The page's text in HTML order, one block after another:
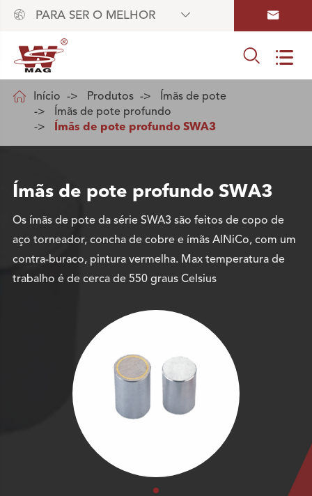
 PARA SER O MELHOR  
 
 Início Produtos
Ímãs de pote
Ímãs de pote profundo
Ímãs de pote profundo SWA3
Ímãs de pote profundo SWA3
Os ímãs de pote da série SWA3 são feitos de copo de
aço torneador, concha de cobre e ímãs AlNiCo, com um
contra-buraco, pintura vermelha. Max temperatura de
trabalho é de cerca de 550 graus Celsius